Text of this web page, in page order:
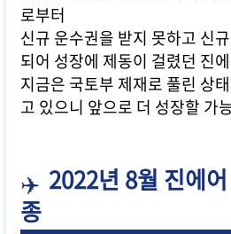
로부터
신규 운수권을 받지 못하고 신
되어 성장에 제동이 걸렸던 진
지금은 국토부 제재로 풀린 상
고 있으니 앞으로 더 성장할 가
2022년 8월 진에
종